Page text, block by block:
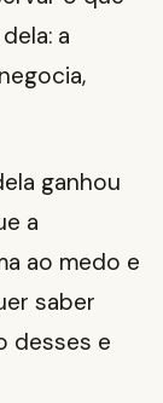
a
ganhou
a
ao medo e
saber
desses e